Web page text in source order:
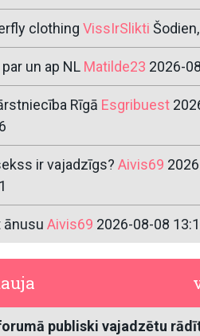
clothing VissIrSlikti
un ap NL Matilde23 2026-
Rīgā Esgribuest
ir vajadzīgs?Aivis69
ānusu Aivis69 2026-08-08
publiski vajadzētu